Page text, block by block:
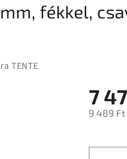
fékkel,
TENTE
7
9 489 Ft